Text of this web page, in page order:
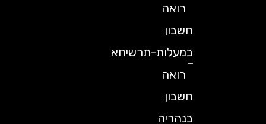
רואה
חשבון
במעלות-תרשיחא
רואה
חשבון
בנהריה